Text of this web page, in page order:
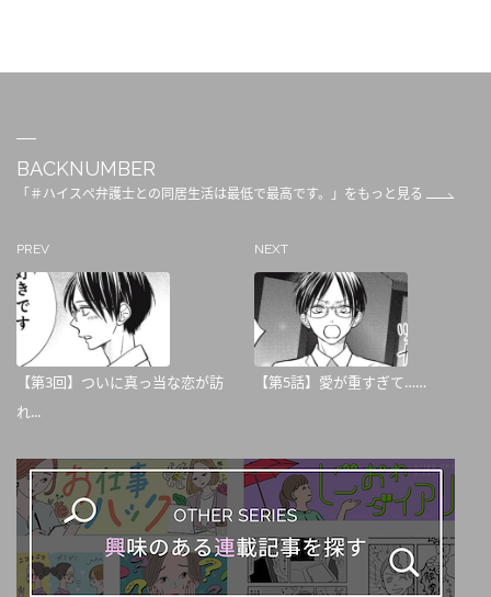
BACKNUMBER
「＃ハイスぺ弁護士との同居生活は最低で最高です。」をもっと見る
PREV
【第3回】ついに真っ当な恋が訪
れ...
NEXT
【第5話】愛が重すぎて……